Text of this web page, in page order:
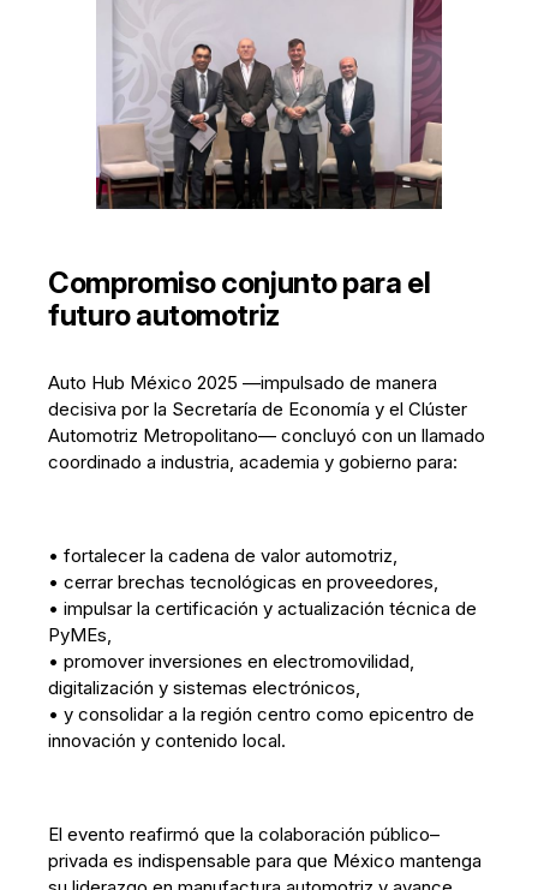
Compromiso conjunto para el
futuro automotriz
Auto Hub México 2025 —impulsado de manera
decisiva por la Secretaría de Economía y el Clúster
Automotriz Metropolitano— concluyó con un llamado
coordinado a industria, academia y gobierno para:
• fortalecer la cadena de valor automotriz,
• cerrar brechas tecnológicas en proveedores,
• impulsar la certificación y actualización técnica de
PyMEs,
• promover inversiones en electromovilidad,
digitalización y sistemas electrónicos,
• y consolidar a la región centro como epicentro de
innovación y contenido local.
El evento reafirmó que la colaboración público–
privada es indispensable para que México mantenga